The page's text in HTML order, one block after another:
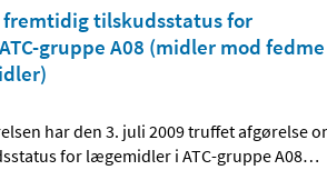
fremtidig tilskudsstatus for
gruppe A08 (midler mod fedme
har den 3. juli 2009 truffet afgørelse
for lægemidler i ATC-gruppe A08…